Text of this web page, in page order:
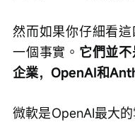
然而如果你仔細看
一個事實。 它們並
企業，OpenAI和
微軟是OpenAI最大